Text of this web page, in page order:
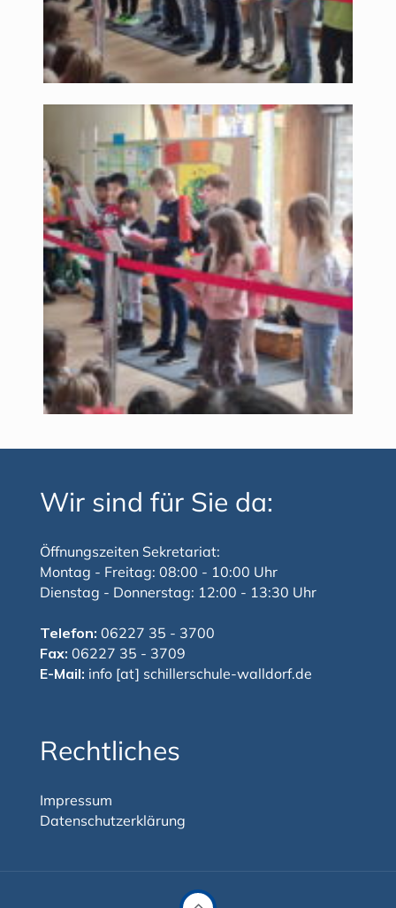
Wir sind für Sie da:
Öffnungszeiten Sekretariat:
Montag - Freitag: 08:00 - 10:00 Uhr
Dienstag - Donnerstag: 12:00 - 13:30 Uhr
Telefon: 06227 35 - 3700
Fax: 06227 35 - 3709
E-Mail: info [at] schillerschule-walldorf.de
Rechtliches
Impressum
Datenschutzerklärung